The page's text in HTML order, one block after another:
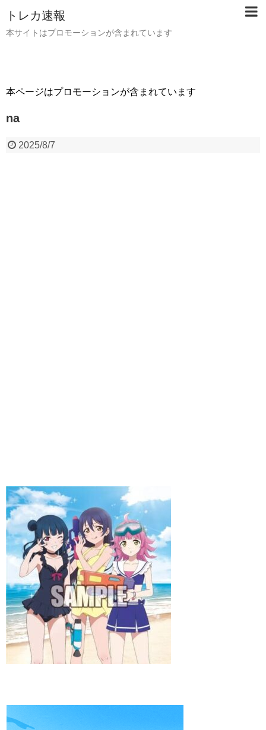
トレカ速報
本サイトはプロモーションが含まれています
本ページはプロモーションが含まれています
na
2025/8/7